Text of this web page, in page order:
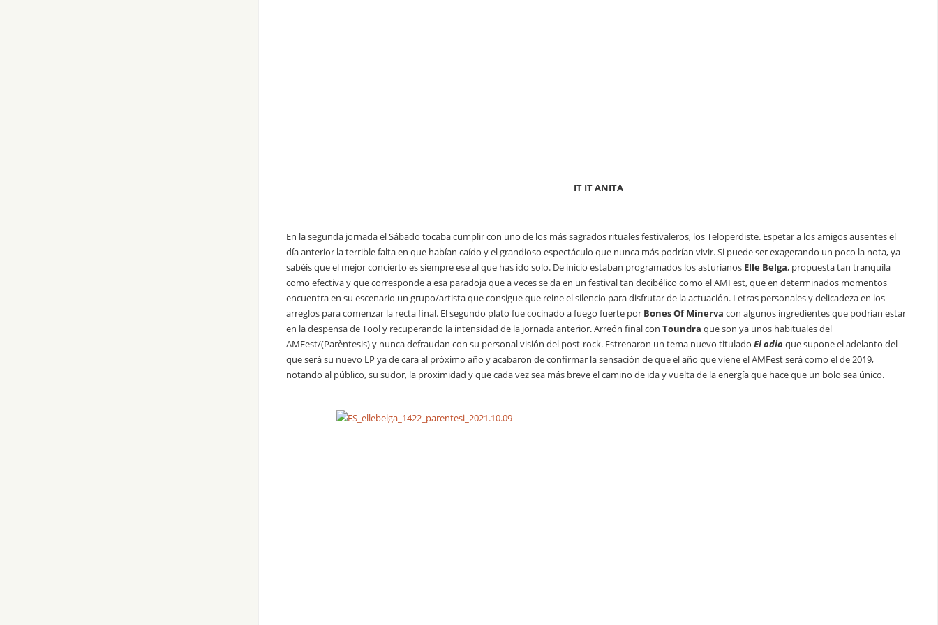
IT IT ANITA
En la segunda jornada el Sábado tocaba cumplir con uno de los más sagrados rituales festivaleros, los Teloperdiste. Espetar a los amigos ausentes el
día anterior la terrible falta en que habían caído y el grandioso espectáculo que nunca más podrían vivir. Si puede ser exagerando un poco la nota, ya
sabéis que el mejor concierto es siempre ese al que has ido solo. De inicio estaban programados los asturianos Elle Belga, propuesta tan tranquila
como efectiva y que corresponde a esa paradoja que a veces se da en un festival tan decibélico como el AMFest, que en determinados momentos
encuentra en su escenario un grupo/artista que consigue que reine el silencio para disfrutar de la actuación. Letras personales y delicadeza en los
arreglos para comenzar la recta final. El segundo plato fue cocinado a fuego fuerte por Bones Of Minerva con algunos ingredientes que podrían estar
en la despensa de Tool y recuperando la intensidad de la jornada anterior. Arreón final con Toundra que son ya unos habituales del
AMFest/(Parèntesis) y nunca defraudan con su personal visión del post-rock. Estrenaron un tema nuevo titulado El odio que supone el adelanto del
que será su nuevo LP ya de cara al próximo año y acabaron de confirmar la sensación de que el año que viene el AMFest será como el de 2019,
notando al público, su sudor, la proximidad y que cada vez sea más breve el camino de ida y vuelta de la energía que hace que un bolo sea único.